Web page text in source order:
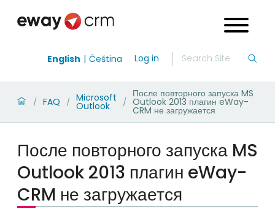
English Čeština Log in
/ FAQ / Microsoft
Outlook /
После повторного запуска MS
Outlook 2013 плагин eWay-
CRM не загружается
После повторного запуска MS
Outlook 2013 плагин eWay-
CRM не загружается